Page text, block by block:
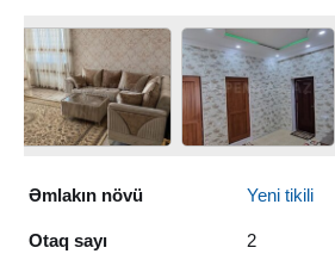
Əmlakın növü Yeni tikili
Otaq sayı 2